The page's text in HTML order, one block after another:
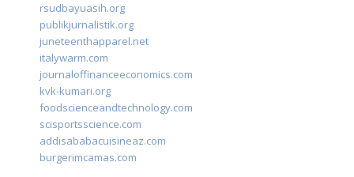
rsudbayuasih.org
publikjurnalistik.org
juneteenthapparel.net
italywarm.com
journaloffinanceeconomics.com
kvk-kumari.org
foodscienceandtechnology.com
scisportsscience.com
addisababacuisineaz.com
burgerimcamas.com